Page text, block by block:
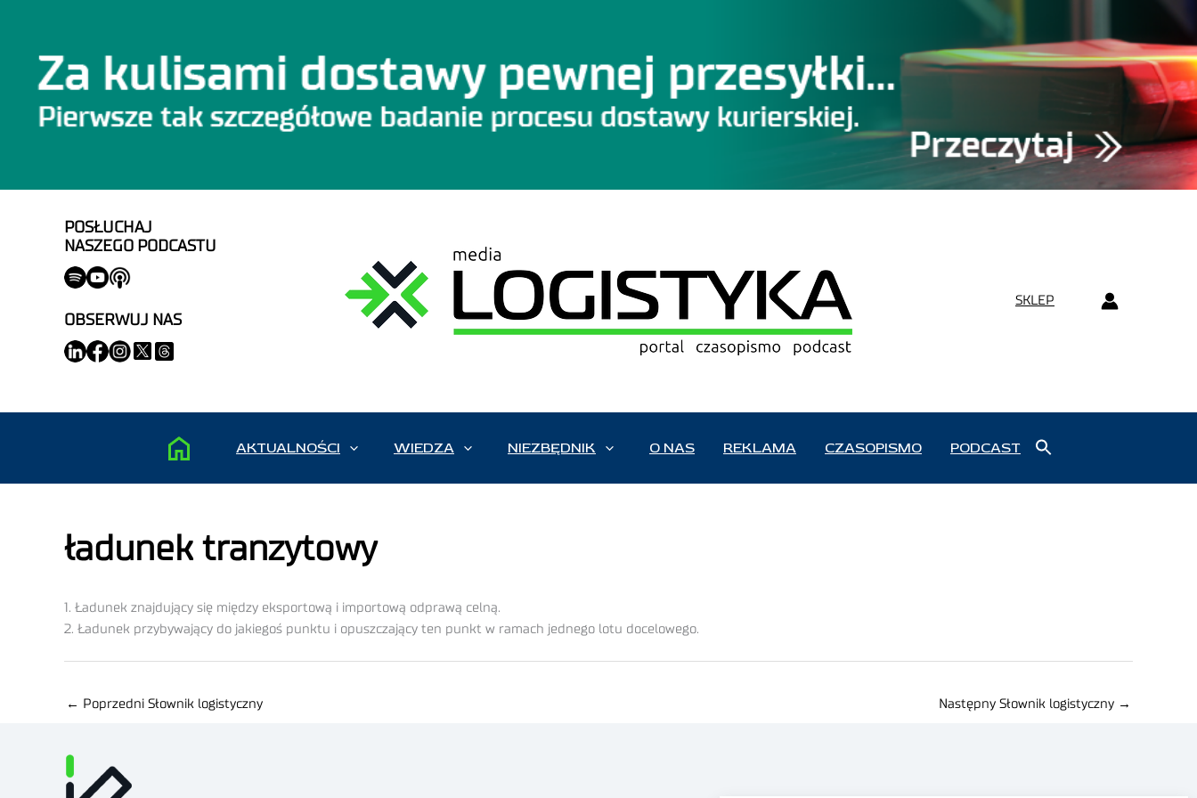
POSŁUCHAJ
NASZEGO PODCASTU
OBSERWUJ NAS
SKLEP
AKTUALNOŚCI WIEDZA NIEZBĘDNIK O NAS REKLAMA CZASOPISMO PODCAST
ładunek tranzytowy
1. Ładunek znajdujący się między eksportową i importową odprawą celną.
2. Ładunek przybywający do jakiegoś punktu i opuszczający ten punkt w ramach jednego lotu docelowego.
← Poprzedni Słownik logistyczny Następny Słownik logistyczny →